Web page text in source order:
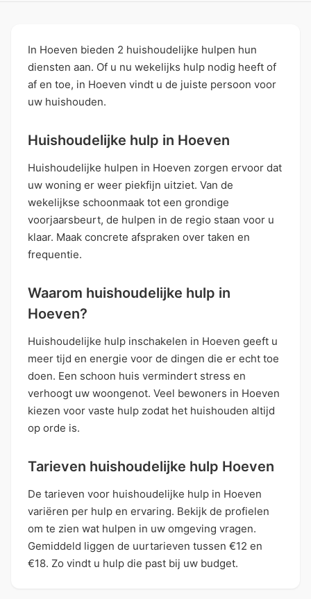
In Hoeven bieden 2 huishoudelijke hulpen hun
diensten aan. Of u nu wekelijks hulp nodig heeft of
af en toe, in Hoeven vindt u de juiste persoon voor
uw huishouden.
Huishoudelijke hulp in Hoeven
Huishoudelijke hulpen in Hoeven zorgen ervoor dat
uw woning er weer piekfijn uitziet. Van de
wekelijkse schoonmaak tot een grondige
voorjaarsbeurt, de hulpen in de regio staan voor u
klaar. Maak concrete afspraken over taken en
frequentie.
Waarom huishoudelijke hulp in
Hoeven?
Huishoudelijke hulp inschakelen in Hoeven geeft u
meer tijd en energie voor de dingen die er echt toe
doen. Een schoon huis vermindert stress en
verhoogt uw woongenot. Veel bewoners in Hoeven
kiezen voor vaste hulp zodat het huishouden altijd
op orde is.
Tarieven huishoudelijke hulp Hoeven
De tarieven voor huishoudelijke hulp in Hoeven
variëren per hulp en ervaring. Bekijk de profielen
om te zien wat hulpen in uw omgeving vragen.
Gemiddeld liggen de uurtarieven tussen €12 en
€18. Zo vindt u hulp die past bij uw budget.